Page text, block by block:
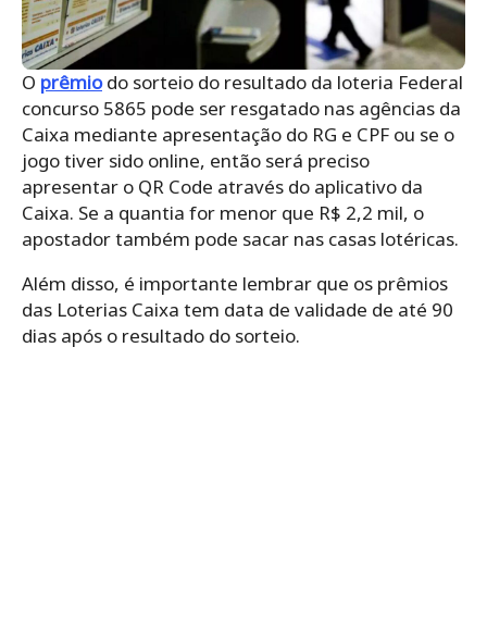
O prêmiodo sorteio do resultado da loteria Federal
concurso 5865 pode ser resgatado nas agências da
Caixa mediante apresentação do RG e CPF ou se o
jogo tiver sido online, então será preciso
apresentar o QR Code através do aplicativo da
Caixa. Se a quantia for menor que R$ 2,2 mil, o
apostador também pode sacar nas casas lotéricas.
Além disso, é importante lembrar que os prêmios
das Loterias Caixa tem data de validade de até 90
dias após o resultado do sorteio.